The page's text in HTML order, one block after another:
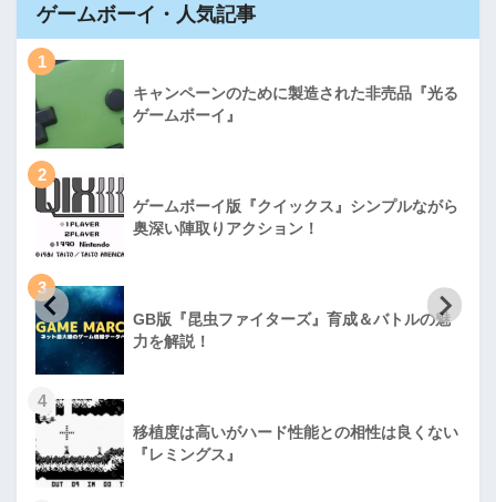
ゲームボーイ・人気記事
1
キャンペーンのために製造された非売品『光る
ゲームボーイ』
2
ゲームボーイ版『クイックス』シンプルながら
奥深い陣取りアクション！
3
GB版『昆虫ファイターズ』育成＆バトルの魅
力を解説！
4
移植度は高いがハード性能との相性は良くない
『レミングス』